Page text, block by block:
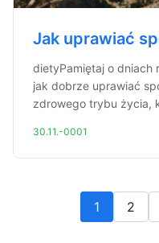
Jak uprawiać
dietyPamiętaj o dniach
jak dobrze uprawiać
zdrowego trybu życia,
30.11.-0001
1 2